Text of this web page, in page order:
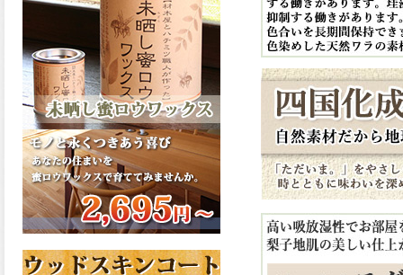
さで、低汚染形。塗料用シン
ナーで希釈できる、使いやす
さを追求したウレタン樹脂エ
ナメル、低汚染形ファインウ
レタンU100が新しく販売開始
致しました。ご購入はこちら
から。
2026.03.05
ファインウレタンの使いやす
さで、弾性形。塗料用シンナ
ーで希釈できる、使いやすさ
を追求したウレタン樹脂エナ
メル、弾性ファインウレタン
した。ご購入はこちらから。